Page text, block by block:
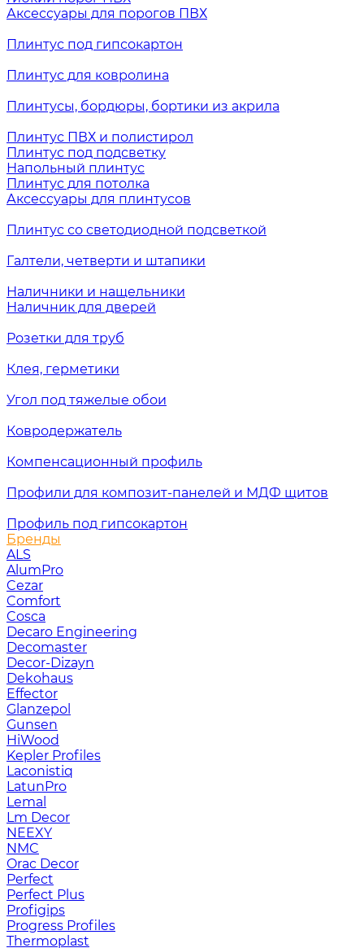
Аксессуары для порогов ПВХ
Плинтус под гипсокартон
Плинтус для ковролина
Плинтусы, бордюры, бортики из акрила
Плинтус ПВХ и полистирол
Плинтус под подсветку
Напольный плинтус
Плинтус для потолка
Аксессуары для плинтусов
Плинтус со светодиодной подсветкой
Галтели, четверти и штапики
Наличники и нащельники
Наличник для дверей
Розетки для труб
Клея, герметики
Угол под тяжелые обои
Ковродержатель
Компенсационный профиль
Профили для композит-панелей и МДФ щитов
Профиль под гипсокартон
Бренды
ALS
AlumPro
Cezar
Comfort
Cosca
Decaro Engineering
Decomaster
Decor-Dizayn
Dekohaus
Effector
Glanzepol
Gunsen
HiWood
Kepler Profiles
Laconistiq
LatunPro
Lemal
Lm Decor
NEEXY
NMC
Orac Decor
Perfect
Perfect Plus
Profigips
Progress Profiles
Thermoplast